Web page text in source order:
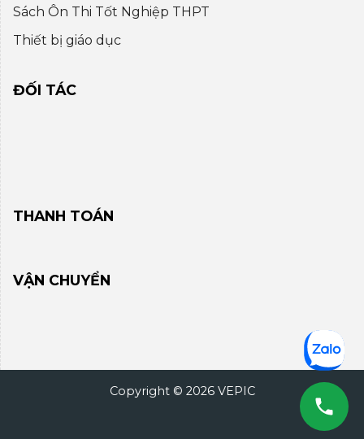
Sách Ôn Thi Tốt Nghiệp THPT
Thiết bị giáo dục
ĐỐI TÁC
THANH TOÁN
VẬN CHUYỂN
Copyright © 2026 VEPIC